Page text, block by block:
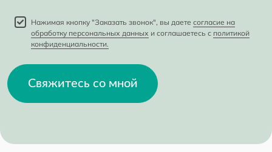
Нажимая кнопку "Заказать звонок", вы даете согласие на
обработку персональных данных и соглашаетесь с политикой
конфиденциальности.
Свяжитесь со мной